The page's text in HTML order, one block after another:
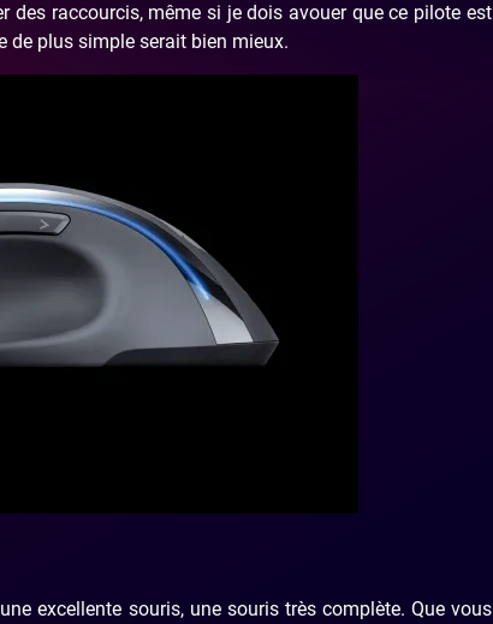
raccourcis, même si je dois avouer que ce pilote est
de plus simple serait bien mieux.
excellente souris, une souris très complète. Que vous